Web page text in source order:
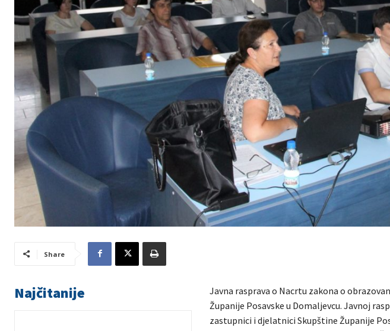
Share
Najčitanije
Javna rasprava o Nacrtu zakona o
Županije Posavske u Domaljevcu. Javnoj
zastupnici i djelatnici Skupštine Županije